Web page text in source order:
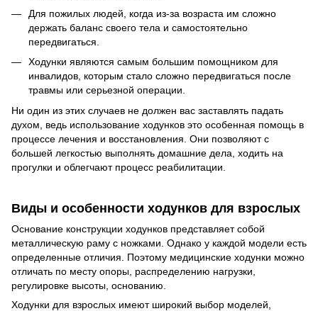
Для пожилых людей, когда из-за возраста им сложно
держать баланс своего тела и самостоятельно
передвигаться.
Ходунки являются самым большим помощником для
инвалидов, которым стало сложно передвигаться после
травмы или серьезной операции.
Ни один из этих случаев не должен вас заставлять падать
духом, ведь использование ходунков это особенная помощь в
процессе лечения и восстановления. Они позволяют с
большей легкостью выполнять домашние дела, ходить на
прогулки и облегчают процесс реабилитации.
Виды и особенности ходунков для взрослых
Основание конструкции ходунков представляет собой
металлическую раму с ножками. Однако у каждой модели есть
определенные отличия. Поэтому медицинские ходунки можно
отличать по месту опоры, распределению нагрузки,
регулировке высоты, основанию.
Ходунки для взрослых имеют широкий выбор моделей,